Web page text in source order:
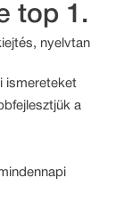
top 1.
nyelvtan
ismereteket
a